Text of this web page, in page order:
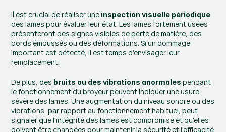
Il est crucial de réaliser une inspection visuelle périodique
des lames pour évaluer leur état. Les lames fortement usées
présenteront des signes visibles de perte de matière, des
bords émoussés ou des déformations. Si un dommage
important est détecté, il est temps d'envisager leur
remplacement.
De plus, des bruits ou des vibrations anormales pendant
le fonctionnement du broyeur peuvent indiquer une usure
sévère des lames. Une augmentation du niveau sonore ou des
vibrations, par rapport au fonctionnement habituel, peut
signaler que l'intégrité des lames est compromise et qu'elles
doivent être changées pour maintenir la sécurité et l'efficacité